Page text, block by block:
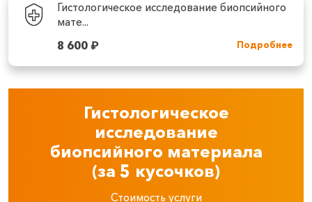
Гистологическое исследование биопсийного
мате...
8 600₽ Подробнее
Гистологическое
исследование
биопсийного материала
(за 5 кусочков)
Стоимость услуги